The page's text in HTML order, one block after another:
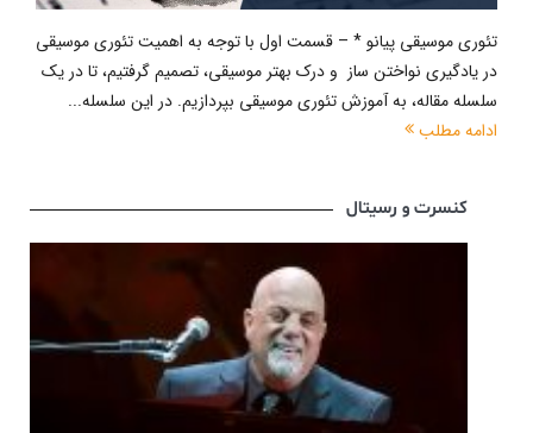
تئوری موسیقی پیانو * – قسمت اول با توجه به اهمیت تئوری موسیقی
در یادگیری نواختن ساز و درک بهتر موسیقی، تصمیم گرفتیم، تا در یک
سلسله مقاله، به آموزش تئوری موسیقی بپردازیم. در این سلسله...
ادامه مطلب
کنسرت و رسیتال